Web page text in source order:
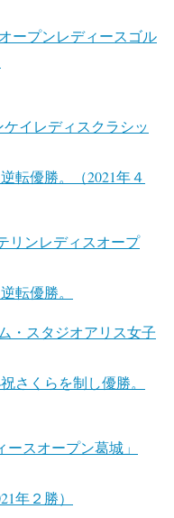
ープンレディースゴル
イレディスクラシッ
転優勝。（2021年４
リンレディスオープ
転優勝。
・スタジオアリス女子
さくらを制し優勝。
スオープン葛城」
年２勝）